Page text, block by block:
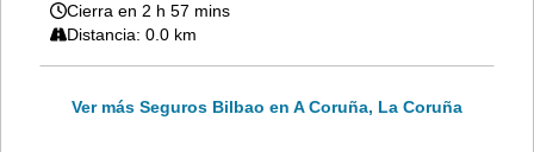
Cierra en 2 h 57 mins
Distancia: 0.0 km
Ver más Seguros Bilbao en A Coruña, La Coruña